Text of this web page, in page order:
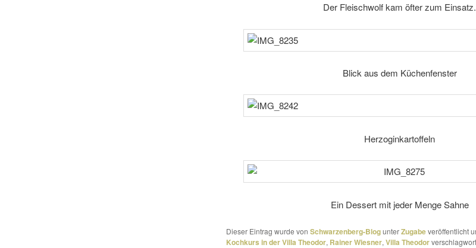
Der Fleischwolf kam öfter zum Einsatz.
Blick aus dem Küchenfenster
Herzoginkartoffeln
Ein Dessert mit jeder Menge Sahne
Dieser Eintrag wurde von Schwarzenberg-BlogunterZugabeveröffentlicht
Kochkurs in der Villa Theodor, Rainer Wiesner, Villa Theodor